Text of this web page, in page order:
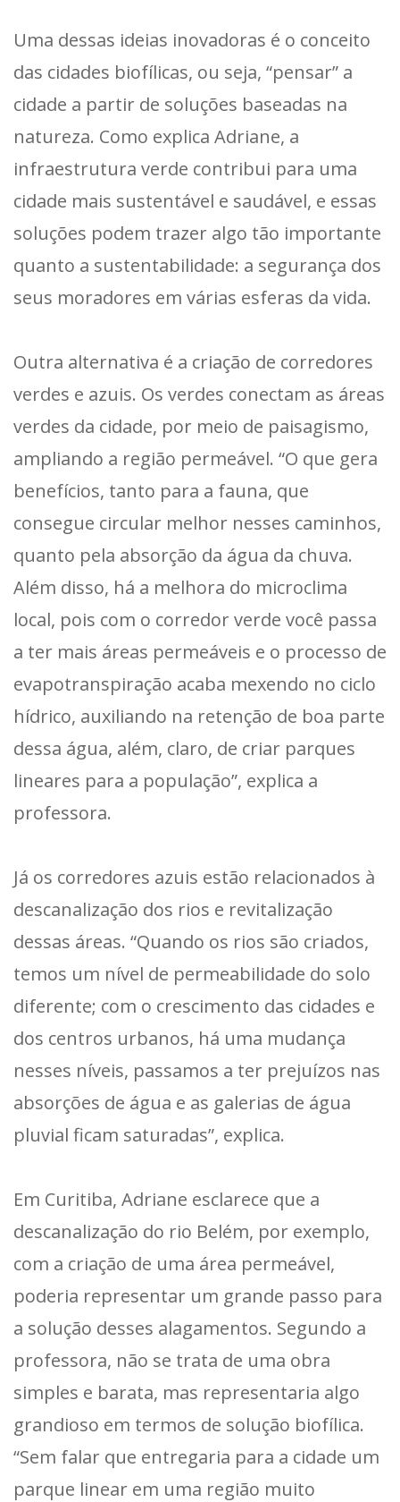
Uma dessas ideias inovadoras é o conceito
das cidades biofílicas, ou seja, “pensar” a
cidade a partir de soluções baseadas na
natureza. Como explica Adriane, a
infraestrutura verde contribui para uma
cidade mais sustentável e saudável, e essas
soluções podem trazer algo tão importante
quanto a sustentabilidade: a segurança dos
seus moradores em várias esferas da vida.
Outra alternativa é a criação de corredores
verdes e azuis. Os verdes conectam as áreas
verdes da cidade, por meio de paisagismo,
ampliando a região permeável. “O que gera
benefícios, tanto para a fauna, que
consegue circular melhor nesses caminhos,
quanto pela absorção da água da chuva.
Além disso, há a melhora do microclima
local, pois com o corredor verde você passa
a ter mais áreas permeáveis e o processo de
evapotranspiração acaba mexendo no ciclo
hídrico, auxiliando na retenção de boa parte
dessa água, além, claro, de criar parques
lineares para a população”, explica a
professora.
Já os corredores azuis estão relacionados à
descanalização dos rios e revitalização
dessas áreas. “Quando os rios são criados,
temos um nível de permeabilidade do solo
diferente; com o crescimento das cidades e
dos centros urbanos, há uma mudança
nesses níveis, passamos a ter prejuízos nas
absorções de água e as galerias de água
pluvial ficam saturadas”, explica.
Em Curitiba, Adriane esclarece que a
descanalização do rio Belém, por exemplo,
com a criação de uma área permeável,
poderia representar um grande passo para
a solução desses alagamentos. Segundo a
professora, não se trata de uma obra
simples e barata, mas representaria algo
grandioso em termos de solução biofílica.
“Sem falar que entregaria para a cidade um
parque linear em uma região muito